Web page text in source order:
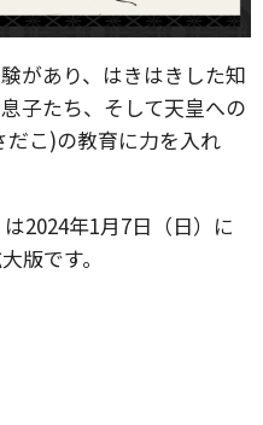
があり、はきはきした知
子たち、そして天皇への
こ)の教育に力を入れ
2024年1月7日（日）に
版です。